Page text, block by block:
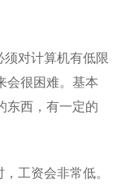
须对计算机有低限
会很困难。基本
东西，有一定的
工资会非常低。